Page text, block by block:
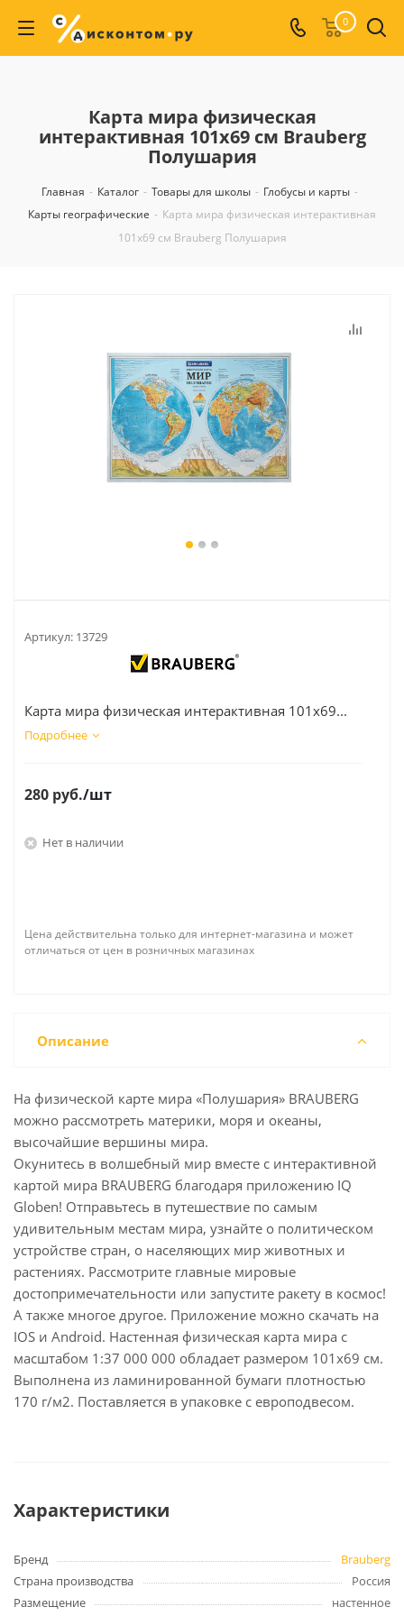
0
Карта мира физическая
интерактивная 101х69 см Brauberg
Полушария
Главная - Каталог - Товары для школы - Глобусы и карты -
Карты географические - Карта мира физическая интерактивная
101х69 см Brauberg Полушария
Артикул: 13729
Карта мира физическая интерактивная 101х69...
Подробнее
280 руб./шт
Нет в наличии
Цена действительна только для интернет-магазина и может
отличаться от цен в розничных магазинах
Описание
На физической карте мира «Полушария» BRAUBERG
можно рассмотреть материки, моря и океаны,
высочайшие вершины мира.
Окунитесь в волшебный мир вместе с интерактивной
картой мира BRAUBERG благодаря приложению IQ
Globen! Отправьтесь в путешествие по самым
удивительным местам мира, узнайте о политическом
устройстве стран, о населяющих мир животных и
растениях. Рассмотрите главные мировые
достопримечательности или запустите ракету в космос!
А также многое другое. Приложение можно скачать на
IOS и Android. Настенная физическая карта мира с
масштабом 1:37 000 000 обладает размером 101х69 см.
Выполнена из ламинированной бумаги плотностью
170 г/м2. Поставляется в упаковке с европодвесом.
Характеристики
Бренд
Brauberg
Страна производства
Россия
Размещение
настенное